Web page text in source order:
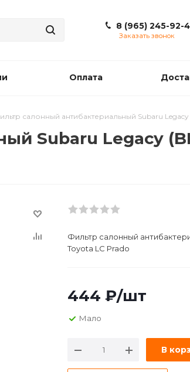
8 (965) 245-92-
Заказать звонок
Оплата
салонный антибактериальный Subaru
Subaru Legacy
Фильтр салонный
Toyota LC Prado
444 ₽/шт
Мало
В